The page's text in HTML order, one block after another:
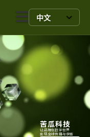
中文
苦瓜科技
让品牌在数字世界
实现全球传播与获客